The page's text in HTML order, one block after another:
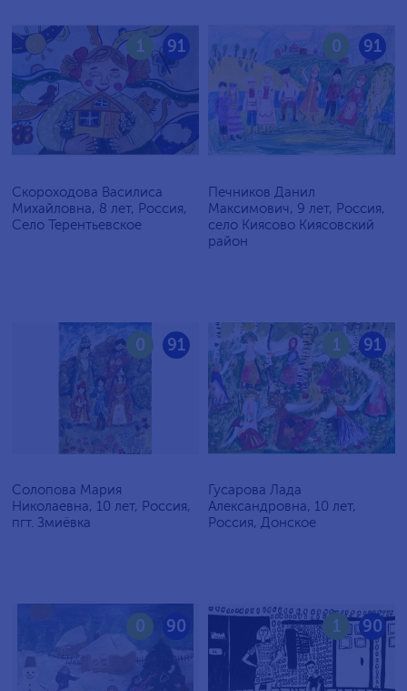
91
1
Скороходова Василиса
Михайловна, 8 лет, Россия,
Село Терентьевское
91
0
Печников Данил
Максимович, 9 лет, Россия,
село Киясово Киясовский
район
91
0
Солопова Мария
Николаевна, 10 лет, Россия,
пгт. Змиёвка
91
1
Гусарова Лада
Александровна, 10 лет,
Россия, Донское
90
0 90
1